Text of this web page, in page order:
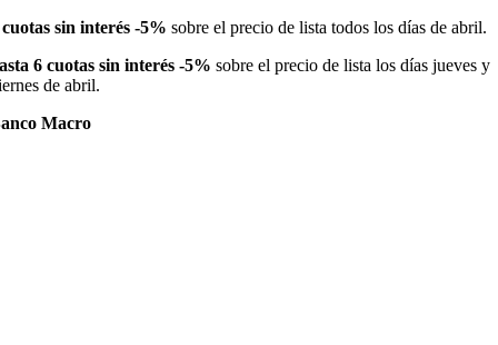
cuotas sin interés -5%sobre el precio de lista todos los días de abril.
6 cuotas sin interés -5% sobre el precio de lista los días jueves y
de abril.
Macro